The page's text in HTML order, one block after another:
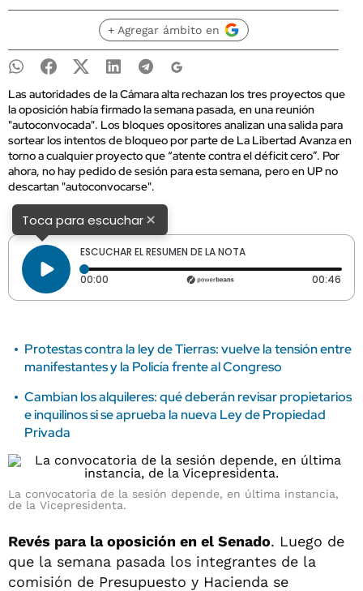
+ Agregar ámbito en
Las autoridades de la Cámara alta rechazan los tres proyectos que
la oposición había firmado la semana pasada, en una reunión
"autoconvocada". Los bloques opositores analizan una salida para
sortear los intentos de bloqueo por parte de La Libertad Avanza en
torno a cualquier proyecto que “atente contra el déficit cero”. Por
ahora, no hay pedido de sesión para esta semana, pero en UP no
descartan "autoconvocarse".
Toca para escuchar×
ESCUCHAR EL RESUMEN DE LA NOTA
00:00 Tiempo transcurrido: 0 segundos 00:46
Protestas contra la ley de Tierras: vuelve la tensión entre
manifestantes y la Policía frente al Congreso
Cambian los alquileres: qué deberán revisar propietarios
e inquilinos si se aprueba la nueva Ley de Propiedad
Privada
La convocatoria de la sesión depende, en última instancia,
de la Vicepresidenta.
Revés para la oposición en el Senado. Luego de
que la semana pasada los integrantes de la
comisión de Presupuesto y Hacienda se